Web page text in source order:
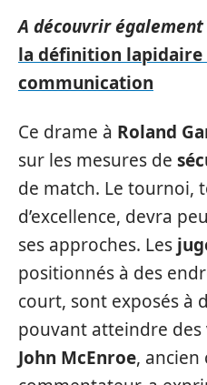
A découvrir également
la définition lapidaire
communication
Ce drame à Roland
sur les mesures de
de match. Le tournoi,
d’excellence, devra
ses approches. Les
positionnés à des
court, sont exposés à
pouvant atteindre
John McEnroe,